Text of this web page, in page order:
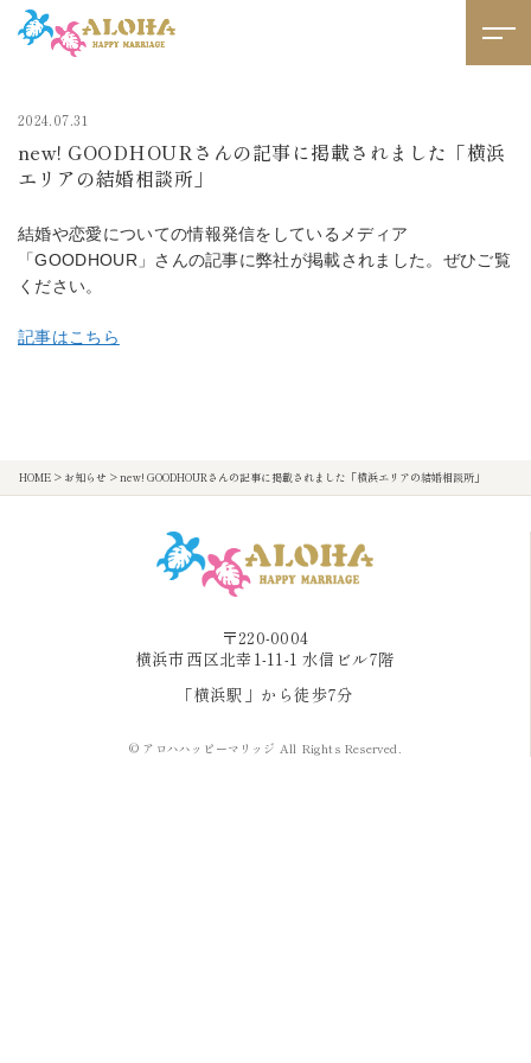
2024.07.31
new! GOODHOURさんの記事に掲載されました「横浜
エリアの結婚相談所」
結婚や恋愛についての情報発信をしているメディア
「GOODHOUR」さんの記事に弊社が掲載されました。ぜひご覧
ください。
記事はこちら
HOME> お知らせ >new! GOODHOURさんの記事に掲載されました「横浜エリアの結婚相談所」
〒220-0004
横浜市西区北幸1-11-1 水信ビル7階
「横浜駅」から徒歩7分
© アロハハッピーマリッジ All Rights Reserved.